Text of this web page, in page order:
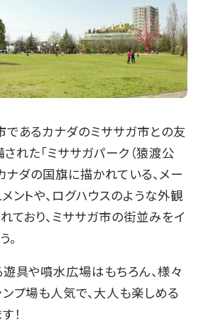
あるカナダのミササガ市との友
れた「ミササガパーク（猿渡公
カナダの国旗に描かれている、メー
ントや、ログハウスのような外観
ており、ミササガ市の街並みをイ
。
具や噴水広場はもちろん、様々
プ場も人気で、大人も楽しめる
！